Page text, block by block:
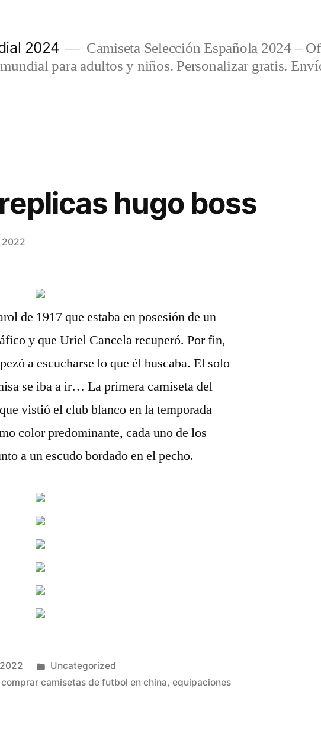
2024
Camiseta Selección Española 2024 –
para adultos y niños. Personalizar gratis.
hugo boss
2022
de 1917 que estaba en posesión de un
y que Uriel Cancela recuperó. Por fin,
a escucharse lo que él buscaba. El solo
se iba a ir… La primera camiseta del
vistió el club blanco en la temporada
color predominante, cada uno de los
a un escudo bordado en el pecho.
Publicado
en
Uncategorized
comprar camisetas de futbol en china,equipaciones